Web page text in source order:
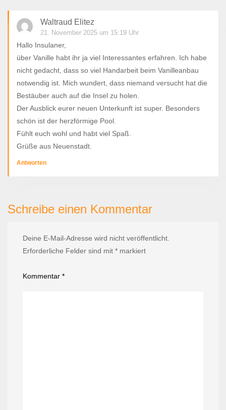
Waltraud Elitez
21. November 2025 um 15:19 Uhr
Hallo Insulaner,
über Vanille habt ihr ja viel Interessantes erfahren. Ich habe
nicht gedacht, dass so viel Handarbeit beim Vanilleanbau
notwendig ist. Mich wundert, dass niemand versucht hat die
Bestäuber auch auf die Insel zu holen.
Der Ausblick eurer neuen Unterkunft ist super. Besonders
schön ist der herzförmige Pool.
Fühlt euch wohl und habt viel Spaß.
Grüße aus Neuenstadt.
Antworten
Schreibe einen Kommentar
Deine E-Mail-Adresse wird nicht veröffentlicht.
Erforderliche Felder sind mit * markiert
Kommentar *